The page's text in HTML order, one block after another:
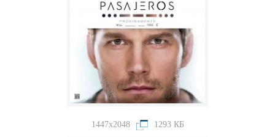
1447x2048 1293 КБ